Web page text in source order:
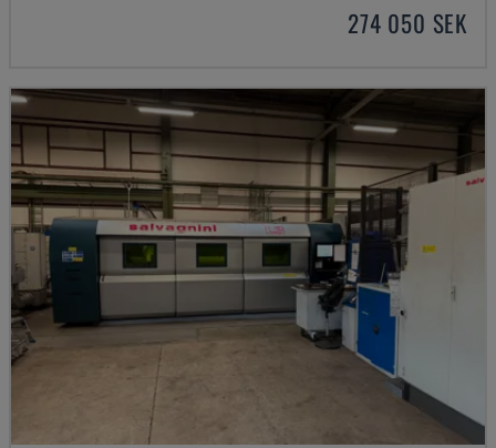
274 050 SEK